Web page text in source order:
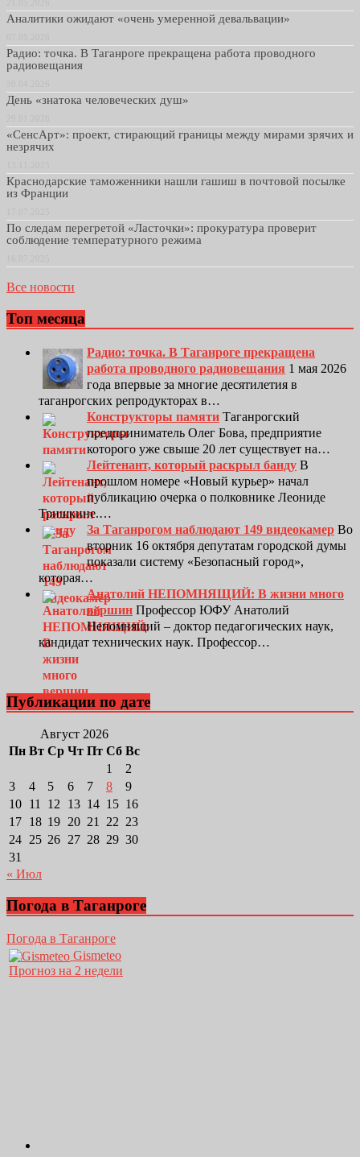
Аналитики ожидают «очень умеренной девальвации»
Радио: точка. В Таганроге прекращена работа проводного
радиовещания
День «знатока человеческих душ»
«СенсАрт»: проект, стирающий границы между мирами зрячих и
незрячих
Краснодарские таможенники нашли гашиш в почтовой посылке
из Франции
По следам перегретой «Ласточки»: прокуратура проверит
соблюдение температурного режима
Все новости
Топ месяца
Радио: точка. В Таганроге прекращена
работа проводного радиовещания 1 мая 2026
года впервые за многие десятилетия в
таганрогских репродукторах в…
Конструкторы памяти Таганрогский
предприниматель Олег Бова, предприятие
которого уже свыше 20 лет существует на…
Лейтенант, который раскрыл банду В
прошлом номере «Новый курьер» начал
публикацию очерка о полковнике Леониде
Тришкине.…
За Таганрогом наблюдают 149 видеокамер Во
вторник 16 октября депутатам городской думы
показали систему «Безопасный город»,
которая…
Анатолий НЕПОМНЯЩИЙ: В жизни много
вершин Профессор ЮФУ Анатолий
Непомнящий – доктор педагогических наук,
кандидат технических наук. Профессор…
Публикации по дате
Август 2026
Пн Вт Ср Чт Пт Сб Вс
1
2
3
4 5 6 7 8
9
10 11 12 13 14 15 16
17 18 19 20 21 22 23
24 25 26 27 28 29 30
31
« Июл
Погода в Таганроге
Погода в Таганроге
Gismeteo
Прогноз на 2 недели